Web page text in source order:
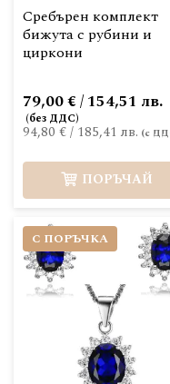
Сребърен комплект
бижута с рубини и
циркони
94,80 €/ 185,41 лв.
79,00 € / 154,51 лв.
ПОРЪЧАЙ
С ПОРЪЧКА